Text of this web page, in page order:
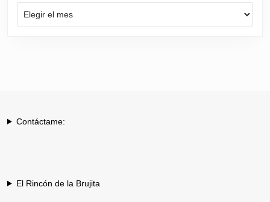
Contáctame:
El Rincón de la Brujita